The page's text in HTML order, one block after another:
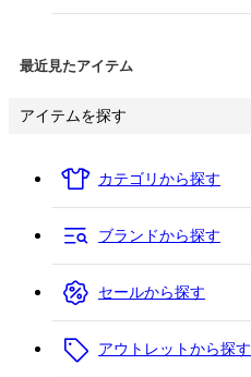
最近見たアイテム
アイテムを探す
カテゴリから探す
ブランドから探す
セールから探す
アウトレットから探す